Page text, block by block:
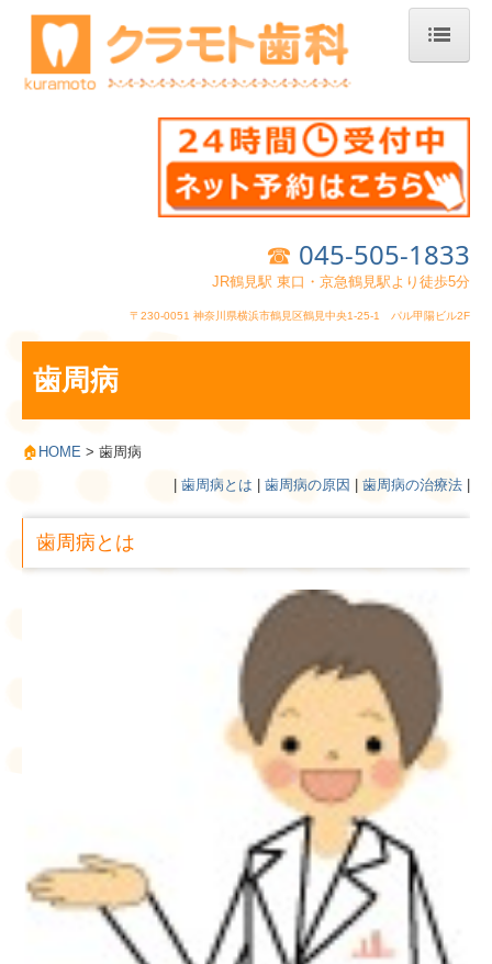
ホーム
院長・スタッフ紹介
インプラント
総入れ歯
ホワイトニング
☎ 045-505-1833
JR鶴見駅 東口・京急鶴見駅より徒歩5分
〒230-0051 神奈川県横浜市鶴見区鶴見中央1-25-1 パル甲陽ビル2F
歯周病
🏠 HOME > 歯周病
歯周病とは 歯周病の原因 歯周病の治療法
歯周病とは